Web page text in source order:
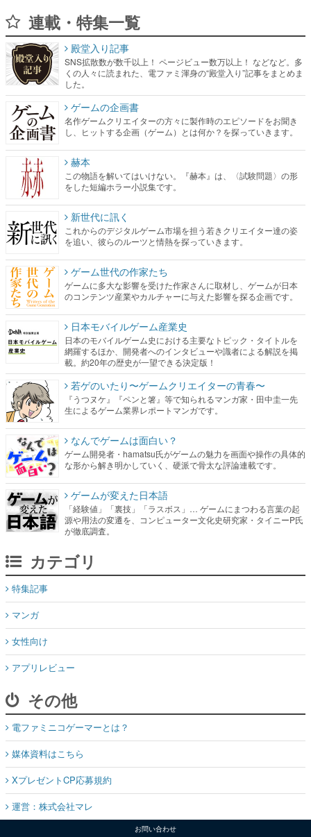
連載・特集一覧
殿堂入り記事
SNS拡散数が数千以上！ ページビュー数万以上！ などなど。多
くの人々に読まれた、電ファミ渾身の“殿堂入り”記事をまとめま
した。
ゲームの企画書
名作ゲームクリエイターの方々に製作時のエピソードをお聞き
し、ヒットする企画（ゲーム）とは何か？を探っていきます。
赫本
この物語を解いてはいけない。『赫本』は、〈試験問題〉の形
をした短編ホラー小説集です。
新世代に訊く
これからのデジタルゲーム市場を担う若きクリエイター達の姿
を追い、彼らのルーツと情熱を探っていきます。
ゲーム世代の作家たち
ゲームに多大な影響を受けた作家さんに取材し、ゲームが日本
のコンテンツ産業やカルチャーに与えた影響を探る企画です。
日本モバイルゲーム産業史
日本のモバイルゲーム史における主要なトピック・タイトルを
網羅するほか、開発者へのインタビューや識者による解説を掲
載。約20年の歴史が一望できる決定版！
若ゲのいたり〜ゲームクリエイターの青春〜
『うつヌケ』『ペンと箸』等で知られるマンガ家・田中圭一先
生によるゲーム業界レポートマンガです。
なんでゲームは面白い？
ゲーム開発者・hamatsu氏がゲームの魅力を画面や操作の具体的
な形から解き明かしていく、硬派で骨太な評論連載です。
ゲームが変えた日本語
「経験値」「裏技」「ラスボス」… ゲームにまつわる言葉の起
源や用法の変遷を、コンピューター文化史研究家・タイニーP氏
が徹底調査。
カテゴリ
特集記事
マンガ
女性向け
アプリレビュー
その他
電ファミニコゲーマーとは？
媒体資料はこちら
XプレゼントCP応募規約
運営：株式会社マレ
お問い合わせ